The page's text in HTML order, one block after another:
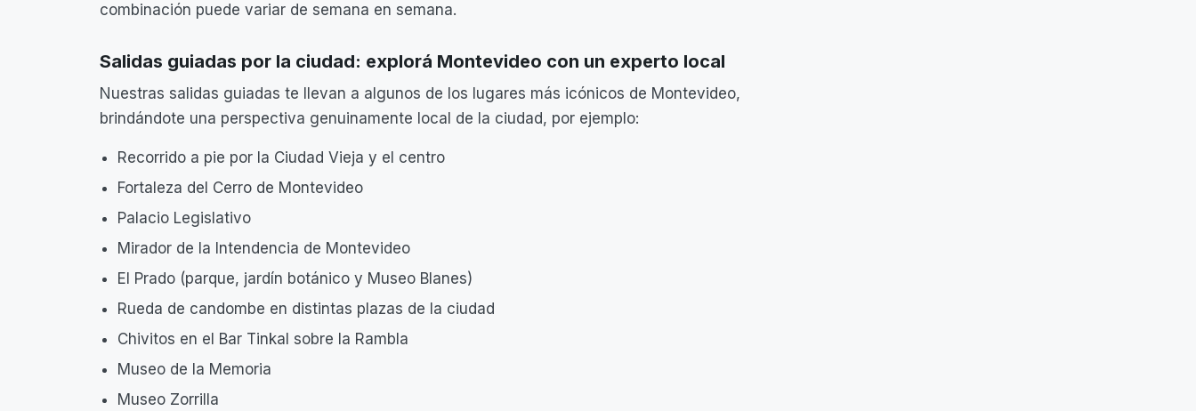
combinación puede variar de semana en semana.
Salidas guiadas por la ciudad: explorá Montevideo con un experto local
Nuestras salidas guiadas te llevan a algunos de los lugares más icónicos de Montevideo,
brindándote una perspectiva genuinamente local de la ciudad, por ejemplo:
Recorrido a pie por la Ciudad Vieja y el centro
Fortaleza del Cerro de Montevideo
Palacio Legislativo
Mirador de la Intendencia de Montevideo
El Prado (parque, jardín botánico y Museo Blanes)
Rueda de candombe en distintas plazas de la ciudad
Chivitos en el Bar Tinkal sobre la Rambla
Museo de la Memoria
Museo Zorrilla